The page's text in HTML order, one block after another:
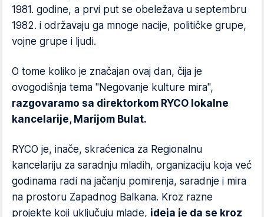
1981. godine, a prvi put se obeležava u septembru
1982. i održavaju ga mnoge nacije, političke grupe,
vojne grupe i ljudi.
O tome koliko je značajan ovaj dan, čija je
ovogodišnja tema "Negovanje kulture mira",
razgovaramo sa direktorkom RYCO lokalne
kancelarije, Marijom Bulat.
RYCO je, inače, skraćenica za Regionalnu
kancelariju za saradnju mladih, organizaciju koja već
godinama radi na jačanju pomirenja, saradnje i mira
na prostoru Zapadnog Balkana. Kroz razne
projekte koji uključuju mlade, ideja je da se kroz